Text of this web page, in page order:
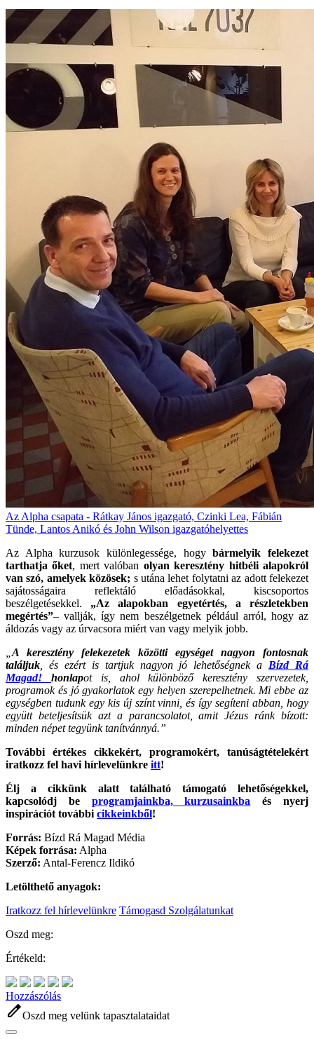
Az Alpha csapata - Rátkay János igazgató, Czinki Lea, Fábián
Tünde, Lantos Anikó és John Wilson igazgatóhelyettes
Az Alpha kurzusok különlegessége, hogybármelyik felekezet
tarthatja őket, mert valóban olyan keresztény hitbéli alapokról
van szó, amelyek közösek; s utána lehet folytatni az adott felekezet
sajátosságaira reflektáló előadásokkal, kiscsoportos
beszélgetésekkel. „Az alapokban egyetértés, a részletekben
megértés”– vallják, így nem beszélgetnek például arról, hogy az
áldozás vagy az úrvacsora miért van vagy melyik jobb.
„A keresztény felekezetek közötti egységet nagyon fontosnak
találjuk, és ezért is tartjuk nagyon jó lehetőségnek aBízd Rá
Magad! honlapot is, ahol különböző keresztény szervezetek,
programok és jó gyakorlatok egy helyen szerepelhetnek. Mi ebbe az
egységben tudunk egy kis új színt vinni, és így segíteni abban, hogy
együtt beteljesítsük azt a parancsolatot, amit Jézus ránk bízott:
minden népet tegyünk tanítvánnyá.”
További értékes cikkekért, programokért, tanúságtételekért
iratkozz fel havi hírlevelünkre itt!
Élj a cikkünk alatt található támogató lehetőségekkel,
kapcsolódj be programjainkba, kurzusainkba és nyerj
inspirációt továbbicikkeinkből!
Forrás: Bízd Rá Magad Média
Képek forrása: Alpha
Szerző: Antal-Ferencz Ildikó
Letölthető anyagok:
Iratkozz fel hírlevelünkre Támogasd Szolgálatunkat
Oszd meg:
Értékeld:
Hozzászólás
editOszd meg velünk tapasztalataidat